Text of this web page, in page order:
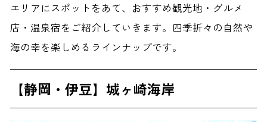
エリアにスポットをあて、おすすめ観光地・グルメ
店・温泉宿をご紹介していきます。四季折々の自然や
海の幸を楽しめるラインナップです。
【静岡・伊豆】城ヶ崎海岸